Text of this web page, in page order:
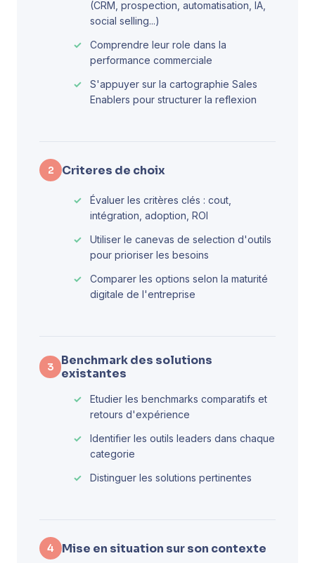
(CRM, prospection, automatisation, IA,
social selling...)
Comprendre leur role dans la
performance commerciale
S'appuyer sur la cartographie Sales
Enablers pour structurer la reflexion
2 Criteres de choix
Évaluer les critères clés : cout,
intégration, adoption, ROI
Utiliser le canevas de selection d'outils
pour prioriser les besoins
Comparer les options selon la maturité
digitale de l'entreprise
3
Benchmark des solutions
existantes
Etudier les benchmarks comparatifs et
retours d'expérience
Identifier les outils leaders dans chaque
categorie
Distinguer les solutions pertinentes
4 Mise en situation sur son contexte